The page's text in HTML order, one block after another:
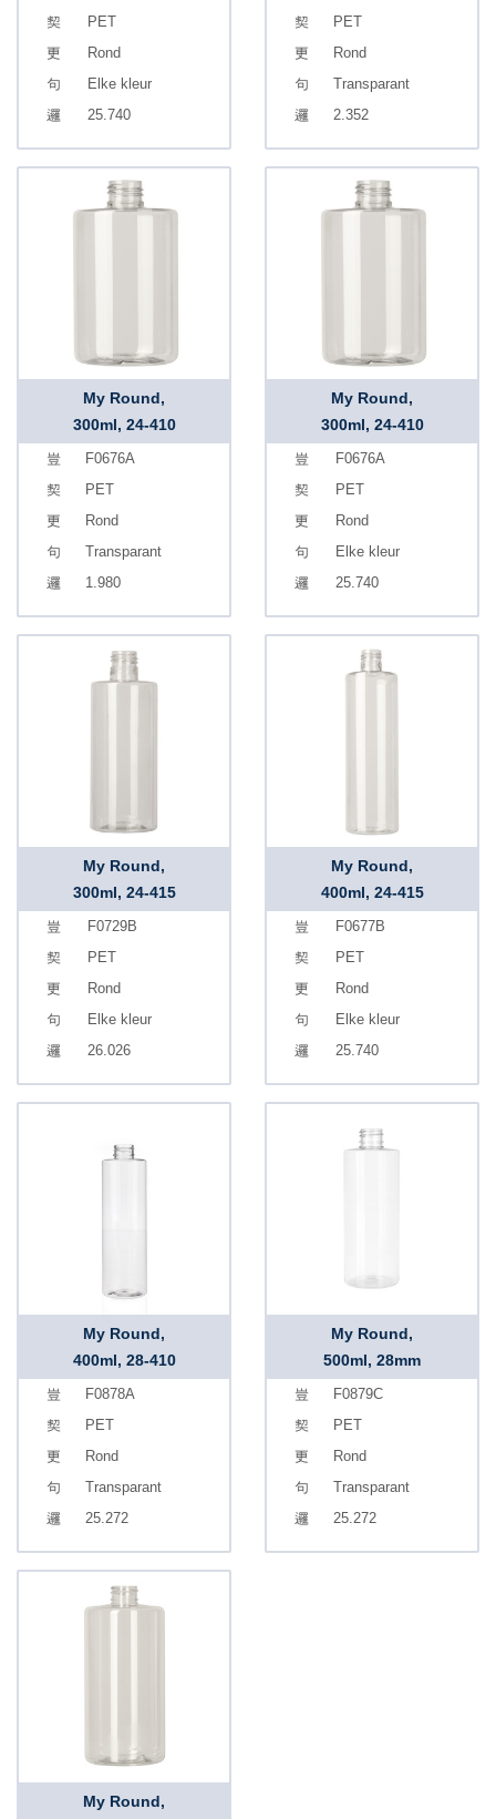
PET
Rond
Elke kleur
25.740
PET
Rond
Transparant
2.352
My Round,
300ml, 24-410
F0676A
PET
Rond
Transparant
1.980
My Round,
300ml, 24-410
F0676A
PET
Rond
Elke kleur
25.740
My Round,
300ml, 24-415
F0729B
PET
Rond
Elke kleur
26.026
My Round,
400ml, 24-415
F0677B
PET
Rond
Elke kleur
25.740
My Round,
400ml, 28-410
F0878A
PET
Rond
Transparant
25.272
My Round,
500ml, 28mm
F0879C
PET
Rond
Transparant
25.272
My Round,